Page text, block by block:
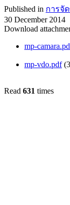
Published in การจั
30 December 2014
Download
mp-
mp-vdo.pdf
Read 631 times